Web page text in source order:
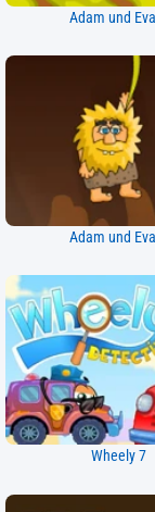
Adam und
Adam und
Wheely 7